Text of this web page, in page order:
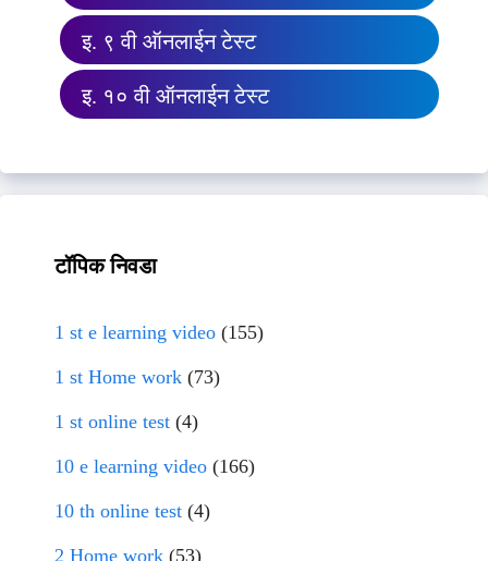
इ. ९ वी ऑनलाईन टेस्ट
इ. १० वी ऑनलाईन टेस्ट
टॉपिक निवडा
1 st e learning video (155)
1 st Home work (73)
1 st online test (4)
10 e learning video (166)
10 th online test (4)
2 Home work (53)